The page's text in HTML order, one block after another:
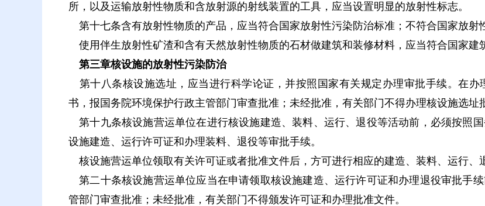
所，以及运输放射性物质和含放射源的射线装置的工具，应当设置明显的放射性标志。
第十七条含有放射性物质的产品，应当符合国家放射性污染防治标准；不符合国家放射
使用伴生放射性矿渣和含有天然放射性物质的石材做建筑和装修材料，应当符合国家建
第三章核设施的放射性污染防治
第十八条核设施选址，应当进行科学论证，并按照国家有关规定办理审批手续。在
书，报国务院环境保护行政主管部门审查批准；未经批准，有关部门不得办理核设施选址
第十九条核设施营运单位在进行核设施建造、装料、运行、退役等活动前，必须按照
设施建造、运行许可证和办理装料、退役等审批手续。
核设施营运单位领取有关许可证或者批准文件后，方可进行相应的建造、装料、运行、
第二十条核设施营运单位应当在申请领取核设施建造、运行许可证和办理退役审批手
管部门审查批准；未经批准，有关部门不得颁发许可证和办理批准文件。